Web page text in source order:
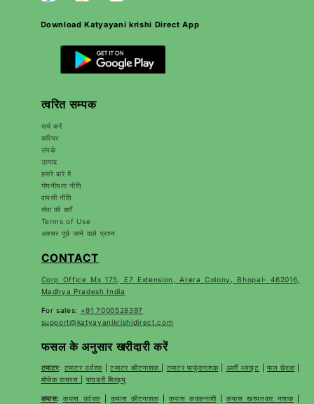
Download Katyayani krishi Direct App
त्वरित सम्पक
सर्च करें
करियर
संपर्क
उत्पाद
हमारे बारे में
गोपनीयता नीति
वापसी नीति
सेवा की शर्तें
Terms of Use
अक्सर पूछे जाने वाले प्रश्न
CONTACT
Corp Office Mx 175, E7 Extension, Arera Colony, Bhopal- 462016,
Madhya Pradesh India
For sales: +91 7000528397
support@katyayanikrishidirect.com
फसल के अनुसार खरीदारी करें
टमाटर: टमाटर उर्वरक|टमाटर कीटनाशक टमाटर फफूंदनाशक| अर्ली ब्लाइट |फल छेदक|
मोजेक वायरस
पाउडरी मिल्ड्यू
कपास: कपास उर्वरक |कपास कीटनाशक|कपास कवकनाशी|कपास खरपतवार नाशक|